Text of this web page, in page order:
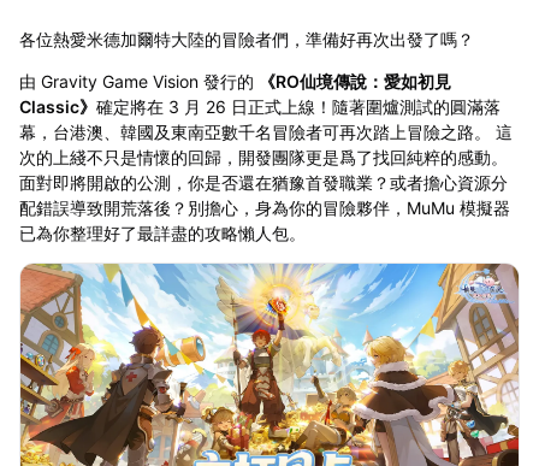
各位熱愛米德加爾特大陸的冒險者們，準備好再次出發了嗎？
由 Gravity Game Vision 發行的
《RO仙境傳說：愛如初見
Classic》 確定將在 3 月 26 日正式上線！隨著圍爐測試的圓滿落
幕，台港澳、韓國及東南亞數千名冒險者可再次踏上冒險之路。 這
次的上綫不只是情懷的回歸，開發團隊更是爲了找回純粹的感動。
面對即將開啟的公測，你是否還在猶豫首發職業？或者擔心資源分
配錯誤導致開荒落後？別擔心，身為你的冒險夥伴，MuMu 模擬器
已為你整理好了最詳盡的攻略懶人包。